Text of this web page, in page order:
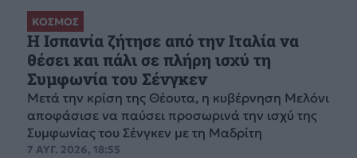
ΚΟΣΜΟΣ
Η Ισπανία ζήτησε από την Ιταλία να
θέσει και πάλι σε πλήρη ισχύ τη
Συμφωνία του Σένγκεν
Μετά την κρίση της Θέουτα, η κυβέρνηση Μελόνι
αποφάσισε να παύσει προσωρινά την ισχύ της
Συμφωνίας του Σένγκεν με τη Μαδρίτη
7 ΑΥΓ. 2026, 18:55